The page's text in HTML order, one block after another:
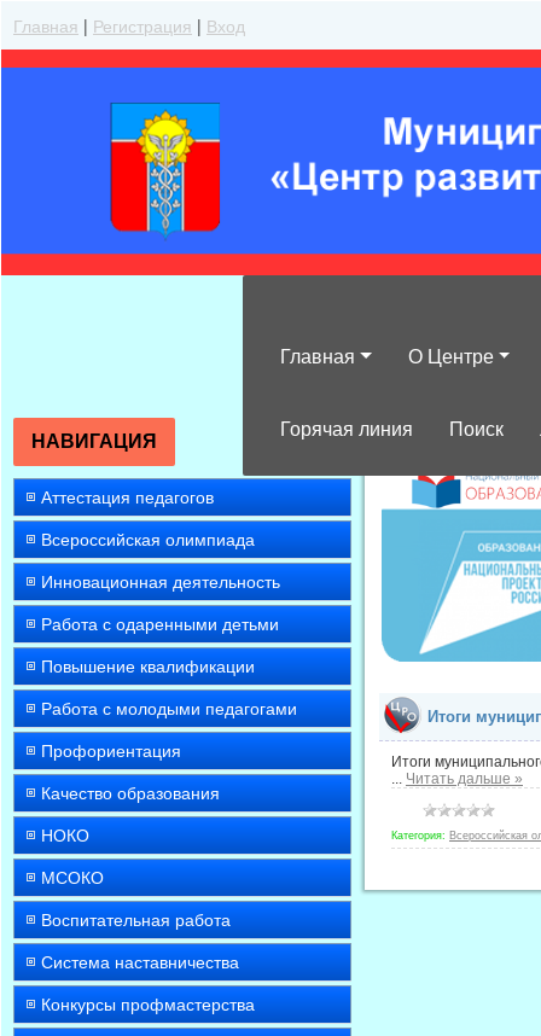
Главная | Регистрация | Вход
Главная О Центре
Горячая линия Поиск
НАВИГАЦИЯ
Аттестация педагогов
Всероссийская олимпиада
Инновационная деятельность
Работа с одаренными детьми
Повышение квалификации
Работа с молодыми педагогами
Профориентация
Качество образования
НОКО
МСОКО
Воспитательная работа
Система наставничества
Конкурсы профмастерства
Итоги
Итоги
... Читать дальше »
Категория: Всероссийская